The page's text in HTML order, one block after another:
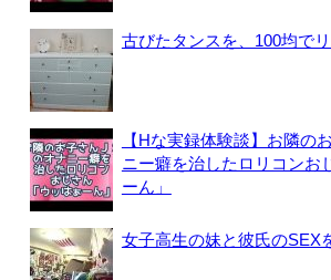
古びたタンスを、100均で
【Hな実録体験談】お隣の
ニー癖を治したロリコンお
ーん」
女子高生の妹と彼氏の